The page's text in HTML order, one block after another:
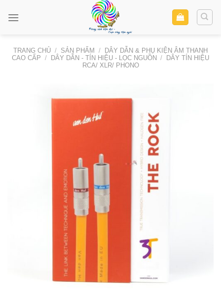
TRANG CHỦ / SẢN PHẨM /
DÂY DẪN & PHỤ KIỆN ÂM THANH
CAO CẤP / DÂY DẪN - TÍN HIỆU - LỌC NGUỒN /
DÂY TÍN HIỆU
RCA/ XLR/ PHONO